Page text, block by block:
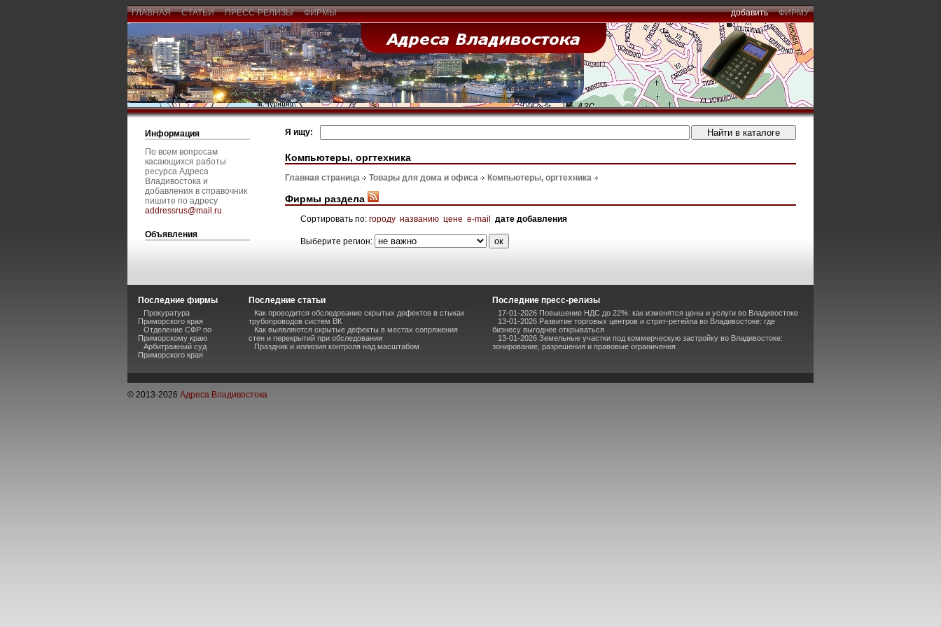
ГЛАВНАЯ СТАТЬИ ПРЕСС-РЕЛИЗЫ ФИРМЫ добавить ФИРМУ
Информация
По всем вопросам
касающихся работы
ресурса Адреса
Владивостока и
добавления в справочник
пишите по адресу
addressrus@mail.ru.
Объявления
Я ищу:
Компьютеры, оргтехника
Главная страница Товары для дома и офиса Компьютеры, оргтехника
Фирмы раздела
Сортировать по: городу названию цене e-mail дате добавления
Выберите регион:
Последние фирмы
Прокуратура
Приморского края
Отделение СФР по
Приморскому краю
Арбитражный суд
Приморского края
Последние статьи
Как проводится обследование скрытых дефектов в стыках
трубопроводов систем ВК
Как выявляются скрытые дефекты в местах сопряжения
стен и перекрытий при обследовании
Праздник и иллюзия контроля над масштабом
Последние пресс-релизы
17-01-2026 Повышение НДС до 22%: как изменятся цены и услуги во Владивостоке
13-01-2026 Развитие торговых центров и стрит-ретейла во Владивостоке: где
бизнесу выгоднее открываться
13-01-2026 Земельные участки под коммерческую застройку во Владивостоке:
зонирование, разрешения и правовые ограничения
© 2013-2026 Адреса Владивостока